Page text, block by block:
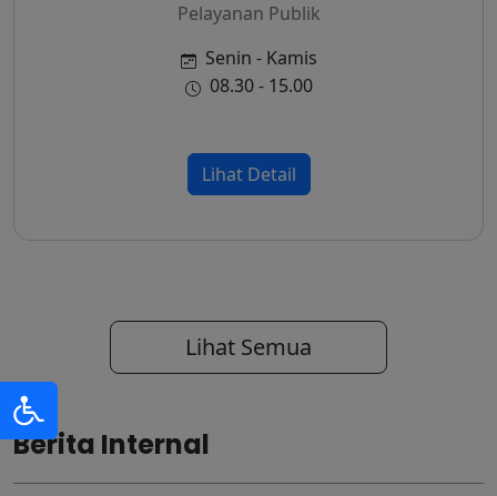
Pelayanan Publik
Senin - Kamis
08.30 - 15.00
Lihat Detail
Lihat Semua
Berita Internal